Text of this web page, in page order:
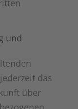
und
das
über